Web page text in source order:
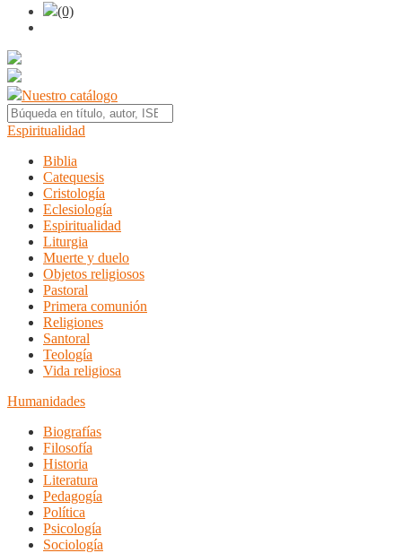
(0)
Nuestro catálogo
Espiritualidad
Biblia
Catequesis
Cristología
Eclesiología
Espiritualidad
Liturgia
Muerte y duelo
Objetos religiosos
Pastoral
Primera comunión
Religiones
Santoral
Teología
Vida religiosa
Humanidades
Biografías
Filosofía
Historia
Literatura
Pedagogía
Política
Psicología
Sociología